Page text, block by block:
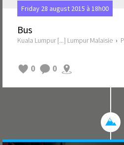
Friday 28 august 2015 à 18h00
Bus
Kuala Lumpur [...] Lumpur Malaisie ›
0 0